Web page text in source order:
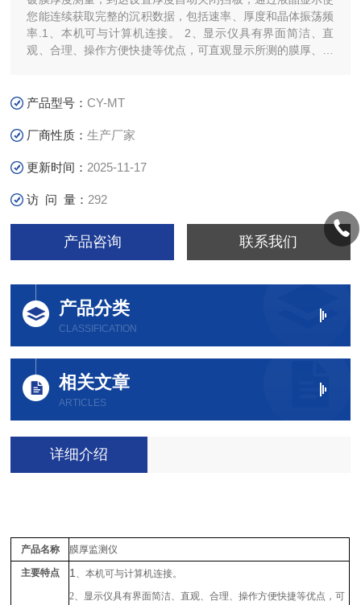
您能连续获取完整的沉积数据，包括速率、厚度和晶体振荡频
率.1、本机可与计算机连接。 2、显示仪具有界面简洁、直
观、合理、操作方便快捷等优点，可直观显示所测的膜厚、速
输出量程及通讯参数等进行设置，并可将所测相关数据写入
用方便等优点
产品型号：CY-MT
厂商性质：生产厂家
更新时间： 2025-11-17
访 问 量： 292
产品咨询 联系我们
产品分类
CLASSIFICATION
相关文章
ARTICLES
详细介绍
产品名称 膜厚监测仪
主要特点 1 、本机可与计算机连接。
2、 显示仪具有界面简洁、直观、合理、操作方便快捷等优点，可